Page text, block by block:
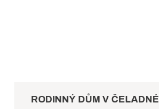
RODINNÝ DŮM V ČELADNÉ